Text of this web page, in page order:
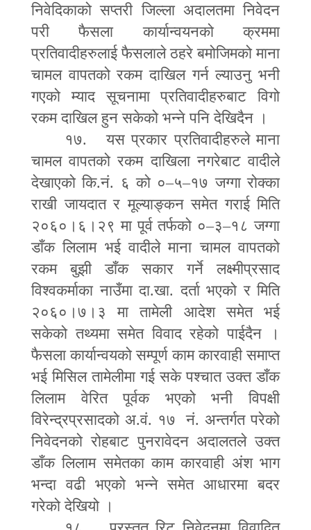
निवेदिकाको सप्तरी जिल्ला अदालतमा निवेदन
परी फैसला कार्यान्वयनको क्रममा
प्रतिवादीहरुलाई फैसलाले ठहरे बमोजिमको माना
चामल वापतको रकम दाखिल गर्न ल्याउनु भनी
गएको म्याद सूचनामा प्रतिवादीहरुबाट विगो
रकम दाखिल हुन सकेको भन्ने पनि देखिदैन ।
१७. यस प्रकार प्रतिवादीहरुले माना
चामल वापतको रकम दाखिला नगरेबाट वादीले
देखाएको कि.नं. ६ को ०–५–१७ जग्गा रोक्का
राखी जायदात र मूल्याङ्कन समेत गराई मिति
२०६०।६।२९ मा पूर्व तर्फको ०–३–१८ जग्गा
डाँक लिलाम भई वादीले माना चामल वापतको
रकम बुझी डाँक सकार गर्ने लक्ष्मीप्रसाद
विश्वकर्माका नाउँमा दा.खा. दर्ता भएको र मिति
२०६०।७।३ मा तामेली आदेश समेत भई
सकेको तथ्यमा समेत विवाद रहेको पाईदैन ।
फैसला कार्यान्वयको सम्पूर्ण काम कारवाही समाप्त
भई मिसिल तामेलीमा गई सके पश्चात उक्त डाँक
लिलाम वेरित पूर्वक भएको भनी विपक्षी
विरेन्द्रप्रसादको अ.वं. १७ नं. अन्तर्गत परेको
निवेदनको रोहबाट पुनरावेदन अदालतले उक्त
डाँक लिलाम समेतका काम कारवाही अंश भाग
भन्दा वढी भएको भन्ने समेत आधारमा बदर
गरेको देखियो ।